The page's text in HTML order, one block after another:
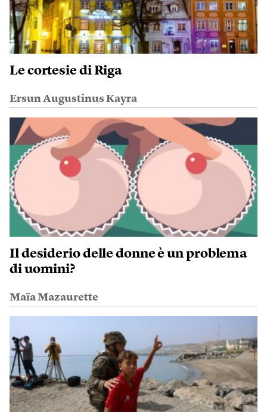
Le cortesie di Riga
Ersun Augustinus Kayra
Il desiderio delle donne è un problema
di uomini?
Maïa Mazaurette